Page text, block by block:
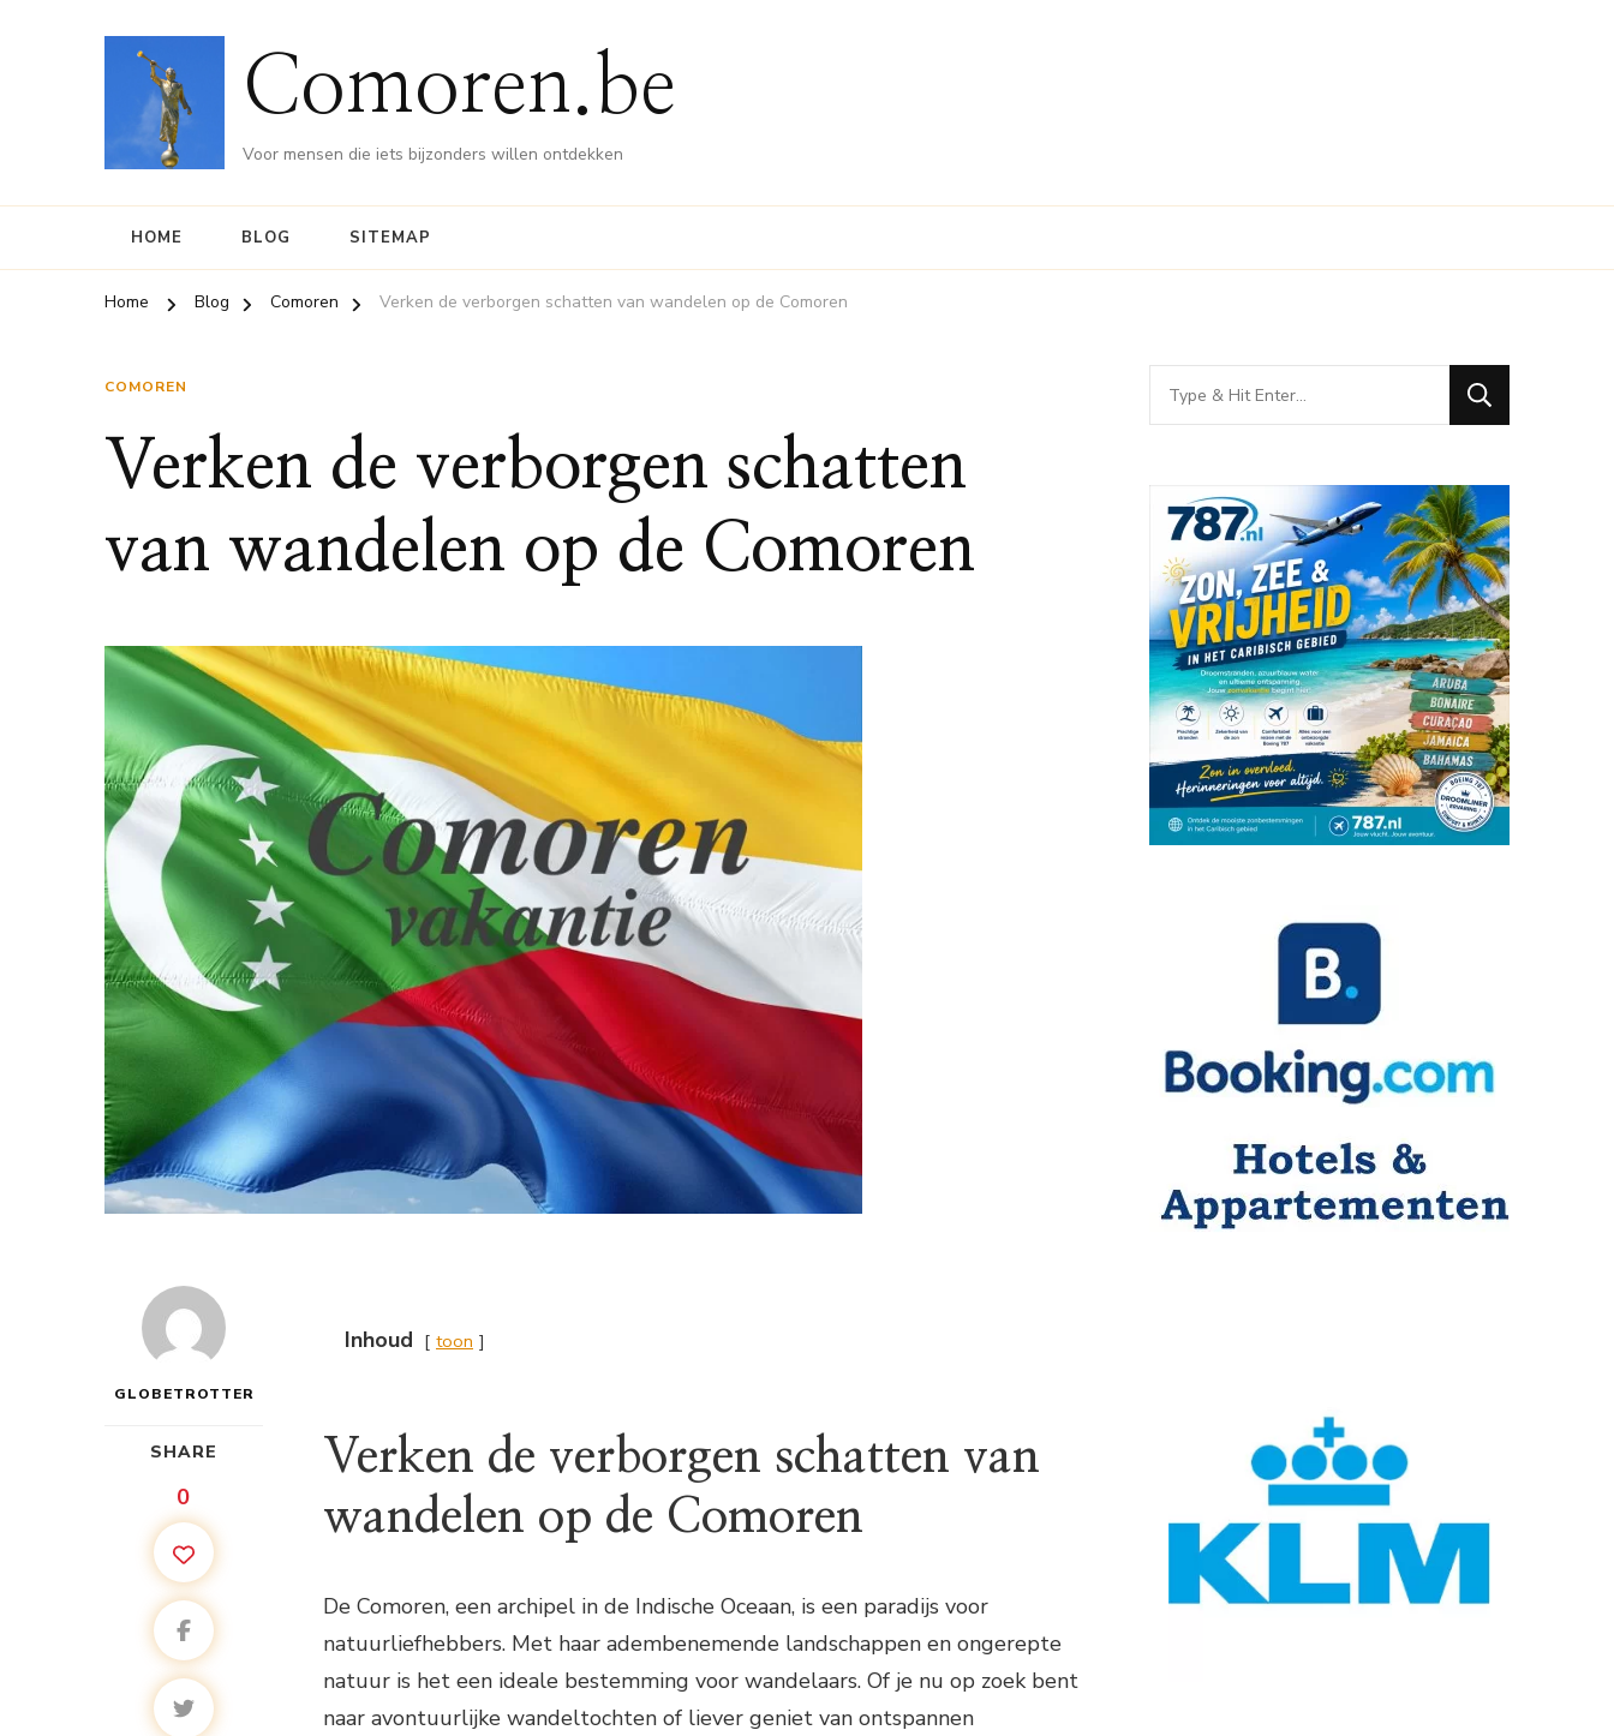
Comoren.be
Voor mensen die iets bijzonders willen ontdekken
HOME BLOG SITEMAP
Home Blog Comoren Verken de verborgen schatten van wandelen op de Comoren
COMOREN
Verken de verborgen schatten
van wandelen op de Comoren
GLOBETROTTER
SHARE
0
Inhoud toon
Verken de verborgen schatten van
wandelen op de Comoren
De Comoren, een archipel in de Indische Oceaan, is een paradijs voor
natuurliefhebbers. Met haar adembenemende landschappen en ongerepte
natuur is het een ideale bestemming voor wandelaars. Of je nu op zoek bent
naar avontuurlijke wandeltochten of liever geniet van ontspannen
Looking
for